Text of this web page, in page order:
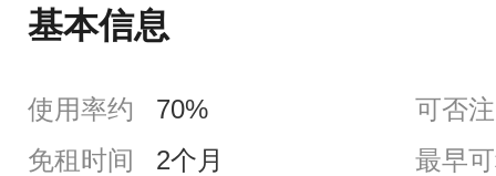
基本信息
使用率约 70%
可否
免租时间
2个月
最早